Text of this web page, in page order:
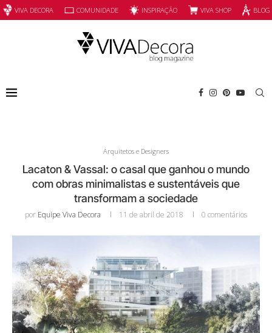
VIVA DECORA COMUNIDADE INSPIRAÇÃO VIVA SHOP
Arquitetos e Designers
Lacaton & Vassal: o casal que ganhou o mundo
com obras minimalistas e sustentáveis que
transformam a sociedade
por Equipe Viva Decora 11 de abril de 2018 0 comentários